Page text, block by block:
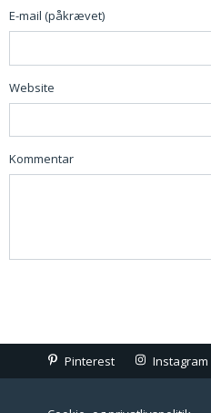
E-mail (påkrævet)
Website
Kommentar
Pinterest Instagram